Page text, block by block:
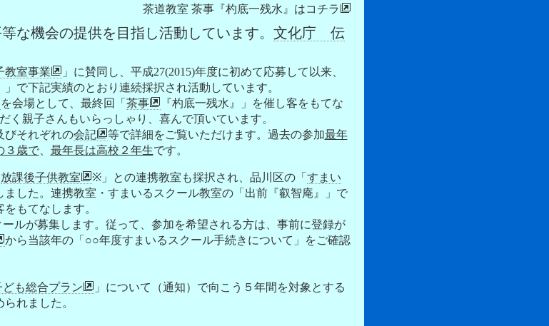
茶道教室 茶事『杓底一残水』はコチラ
な機会の提供を目指し活動しています。 文化庁 伝
教室事業
」に賛同し、平成27(2015)年度に初めて応募して以来、
で下記実績のとおり連続採択され活動しています。
を会場として、最終回「 茶事
『杓底一残水』」を催し客をもてな
く親子さんもいらっしゃり、喜んで頂いています。
びそれぞれの会記 等で詳細をご覧いただけます。過去の参加最年
３歳で、 最年長は高校２年生です。
放課後子供教室 ※」との連携教室も採択され、品川区の「 すまい
ました。連携教室・すまいるスクール教室の「出前『叡智庵』」で
もてなします。
ルが募集します。従って、参加を希望される方は、事前に登録が
から当該年の「○○年度すまいるスクール手続きについて」をご確認
も総合プラン
」について（通知）で向こう５年間を対象とする
れました。